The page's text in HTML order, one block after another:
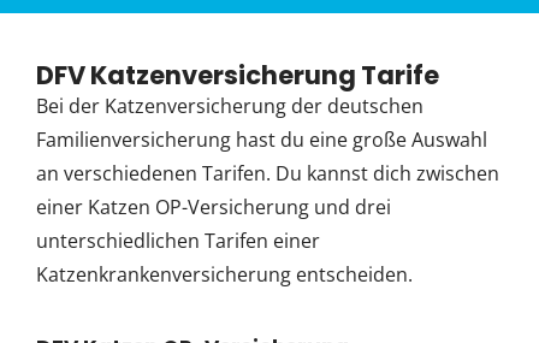
DFV Katzenversicherung Tarife
Bei der Katzenversicherung der deutschen
Familienversicherung hast du eine große Auswahl
an verschiedenen Tarifen. Du kannst dich zwischen
einer Katzen OP-Versicherung und drei
unterschiedlichen Tarifen einer
Katzenkrankenversicherung entscheiden.